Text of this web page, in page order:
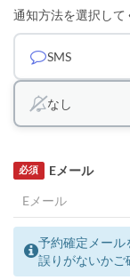
通知方法を選択して
SMS
なし
Eメール
必須
予約確定メール
誤りがないかご